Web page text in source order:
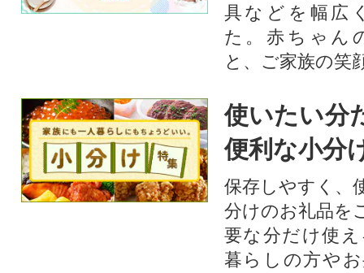
具などを幅広
た。赤ちゃん
と、ご家族の笑
使いたい分
便利な小分
保存しやすく、
分けのお礼品を
要な分だけ使
暮らしの方や